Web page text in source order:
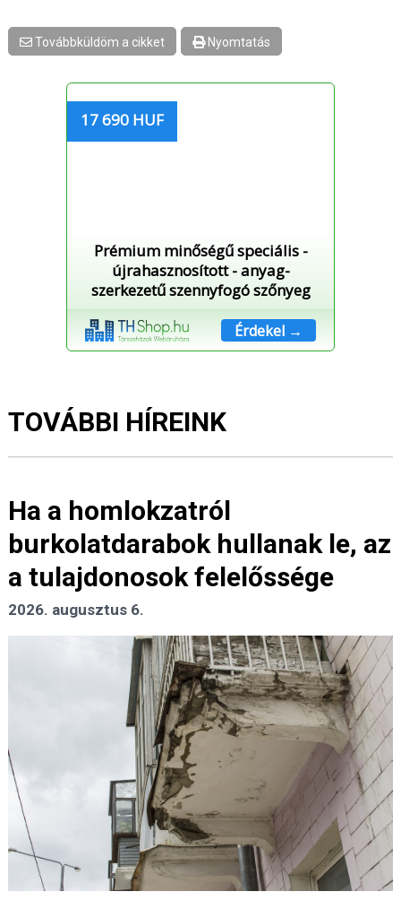
Továbbküldöm a cikket Nyomtatás
17 690 HUF
Prémium minőségű speciális -
újrahasznosított - anyag-
szerkezetű szennyfogó szőnyeg
Érdekel →
TOVÁBBI HÍREINK
Ha a homlokzatról
burkolatdarabok hullanak le, az
a tulajdonosok felelőssége
2026. augusztus 6.